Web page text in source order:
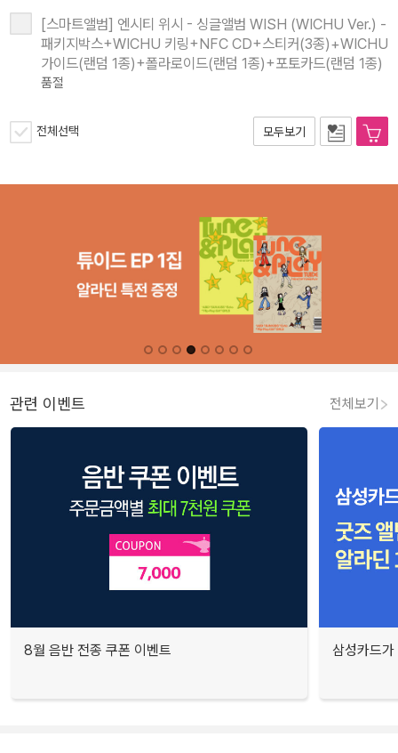
[스마트앨범] 엔시티 위시 - 싱글앨범 WISH (WICHU Ver.) -
패키지박스+WICHU 키링+NFC CD+스티커(3종)+WICHU
가이드(랜덤 1종)+폴라로이드(랜덤 1종)+포토카드(랜덤 1종)
품절
전체선택 모두보기
관련 이벤트 전체보기
8월 음반 전종 쿠폰 이벤트 삼성카드